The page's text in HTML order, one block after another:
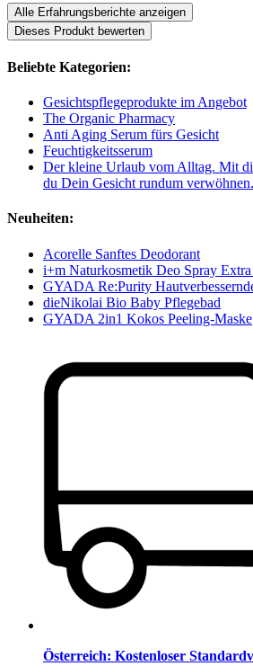
Alle Erfahrungsberichte anzeigen
Dieses Produkt bewerten
Beliebte Kategorien:
Gesichtspflegeprodukte im Angebot
The Organic Pharmacy
Anti Aging Serum fürs Gesicht
Feuchtigkeitsserum
Der kleine Urlaub vom Alltag. Mit
du Dein Gesicht rundum verwöhnen.
Neuheiten:
Acorelle Sanftes Deodorant
i+m Naturkosmetik Deo Spray
GYADA Re:Purity
dieNikolai Bio Baby Pflegebad
GYADA 2in1 Kokos Peeling-Maske
Österreich: Kostenloser